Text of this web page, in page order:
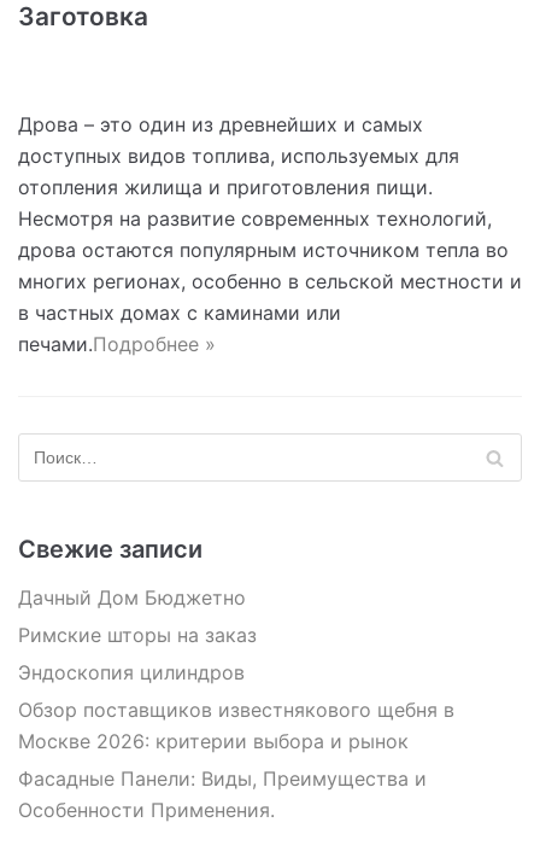
Заготовка
Дрова – это один из древнейших и самых
доступных видов топлива, используемых для
отопления жилища и приготовления пищи.
Несмотря на развитие современных технологий,
дрова остаются популярным источником тепла во
многих регионах, особенно в сельской местности и
в частных домах с каминами или
печами.Подробнее »
Свежие записи
Дачный Дом Бюджетно
Римские шторы на заказ
Эндоскопия цилиндров
Обзор поставщиков известнякового щебня в
Москве 2026: критерии выбора и рынок
Фасадные Панели: Виды, Преимущества и
Особенности Применения.